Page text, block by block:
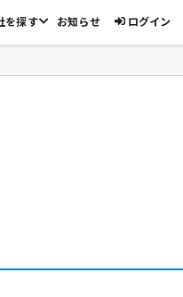
を探す お知らせ ログイン